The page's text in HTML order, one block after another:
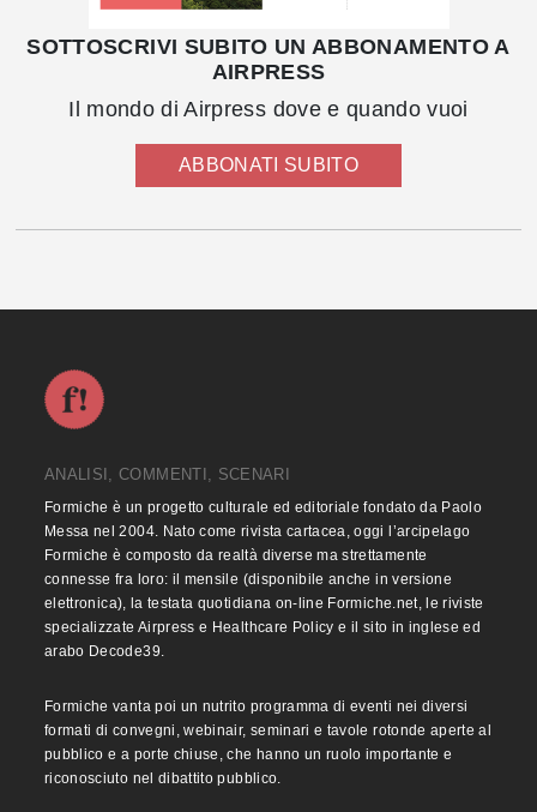
SOTTOSCRIVI SUBITO UN ABBONAMENTO A
AIRPRESS
Il mondo di Airpress dove e quando vuoi
ABBONATI SUBITO
ANALISI, COMMENTI, SCENARI
Formiche è un progetto culturale ed editoriale fondato da Paolo
Messa nel 2004. Nato come rivista cartacea, oggi l’arcipelago
Formiche è composto da realtà diverse ma strettamente
connesse fra loro: il mensile (disponibile anche in versione
elettronica), la testata quotidiana on-line Formiche.net, le riviste
specializzate Airpress e Healthcare Policy e il sito in inglese ed
arabo Decode39.
Formiche vanta poi un nutrito programma di eventi nei diversi
formati di convegni, webinair, seminari e tavole rotonde aperte al
pubblico e a porte chiuse, che hanno un ruolo importante e
riconosciuto nel dibattito pubblico.